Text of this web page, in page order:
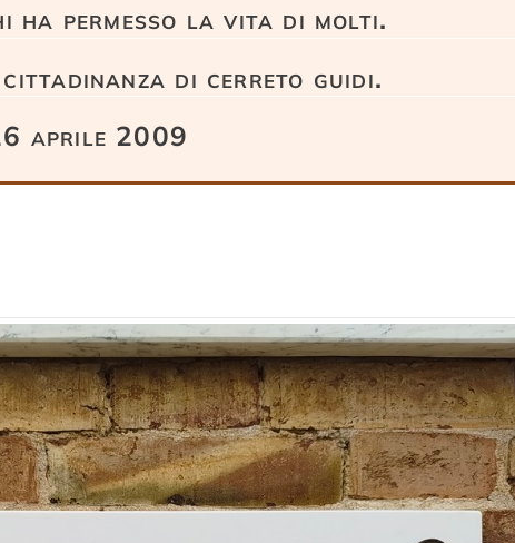
ha permesso la vita di molti.
di cerreto guidi.
aprile 2009